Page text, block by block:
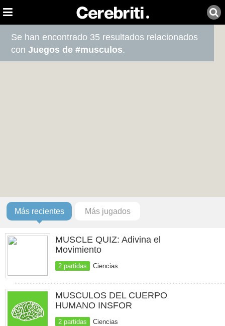
Se han encontrado 35 resultados relacionados
conJuegos de #musculos.
Más recientes Más jugados
MUSCLE QUIZ: Adivina el
Movimiento
2 partidas Ciencias
MUSCULOS DEL CUERPO
HUMANO INSFOR
2 partidas Ciencias